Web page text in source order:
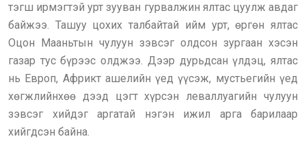
тэгш ирмэгтэй урт зууван гурвалжин ялтас цуулж авдаг
байжээ. Ташуу цохих талбайтай ийм урт, өргөн ялтас
Оцон Мааньтын чулуун зэвсэг олдсон зургаан хэсэн
газар тус бүрээс олджээ. Дээр дурьдсан үлдэц, ялтас
нь Европ, Африкт ашелийн үед үүсэж, мустьегийн үед
хөгжлийнхөө дээд цэгт хүрсэн леваллуагийн чулуун
зэвсэг хийдэг аргатай нэгэн ижил арга барилаар
хийгдсэн байна.